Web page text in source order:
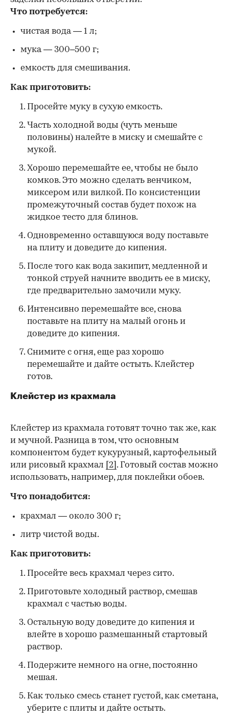
Что потребуется:
чистая вода — 1 л;
мука — 300–500 г;
емкость для смешивания.
Как приготовить:
Просейте муку в сухую емкость.
Часть холодной воды (чуть меньше
половины) налейте в миску и смешайте с
мукой.
Хорошо перемешайте ее, чтобы не было
комков. Это можно сделать венчиком,
миксером или вилкой. По консистенции
промежуточный состав будет похож на
жидкое тесто для блинов.
Одновременно оставшуюся воду поставьте
на плиту и доведите до кипения.
После того как вода закипит, медленной и
тонкой струей начните вводить ее в миску,
где предварительно замочили муку.
Интенсивно перемешайте все, снова
поставьте на плиту на малый огонь и
доведите до кипения.
Снимите с огня, еще раз хорошо
перемешайте и дайте остыть. Клейстер
готов.
Клейстер из крахмала
Клейстер из крахмала готовят точно так же, как
и мучной. Разница в том, что основным
компонентом будет кукурузный, картофельный
или рисовый крахмал
[2] . Готовый состав можно
использовать, например, для поклейки обоев.
Что понадобится:
крахмал — около 300 г;
литр чистой воды.
Как приготовить:
Просейте весь крахмал через сито.
Приготовьте холодный раствор, смешав
крахмал с частью воды.
Остальную воду доведите до кипения и
влейте в хорошо размешанный стартовый
раствор.
Подержите немного на огне, постоянно
мешая.
Как только смесь станет густой, как сметана,
уберите с плиты и дайте остыть.